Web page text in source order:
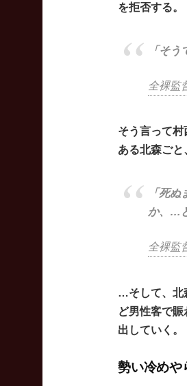
を拒否する。
「そ
全裸監
そう言って
ある北森ごと
「死
か、…
全裸監
…そして、北
ど男性客で
出していく。
勢い冷め